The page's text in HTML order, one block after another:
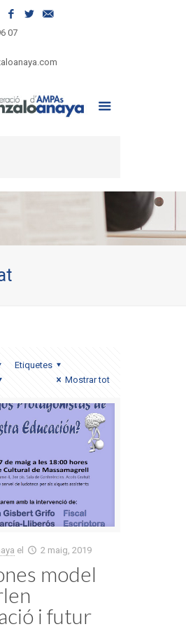
07
Etiquetes
Mostrar tot
el 2 maig, 2019
model
i futur